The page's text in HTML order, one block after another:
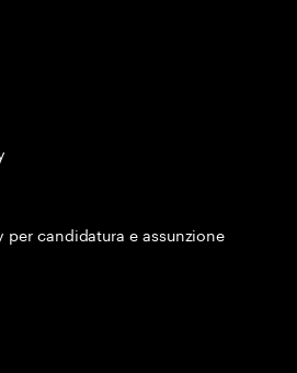
candidatura e assunzione